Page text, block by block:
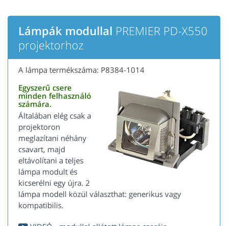
Lámpák modullal PREMIER PD-X550
projektorhoz
A lámpa termékszáma: P8384-1014
Egyszerű csere
minden felhasználó
számára.
Általában elég csak a
projektoron
meglazítani néhány
csavart, majd
eltávolítani a teljes
lámpa modult és
kicserélni egy újra. 2
lámpa modell közül választhat: generikus vagy
kompatibilis.